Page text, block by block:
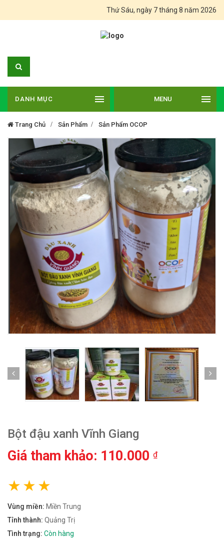
Thứ Sáu, ngày 7 tháng 8 năm 2026
DANH MỤC MENU
Trang Chủ Sản Phẩm Sản Phẩm OCOP
Bột đậu xanh Vĩnh Giang
Giá tham khảo: 110.000 ₫
Vùng miền: Miền Trung
Tỉnh thành: Quảng Trị
Tình trạng: Còn hàng